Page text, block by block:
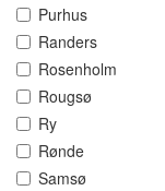
Purhus
Randers
Rosenholm
Rougsø
Ry
Rønde
Samsø